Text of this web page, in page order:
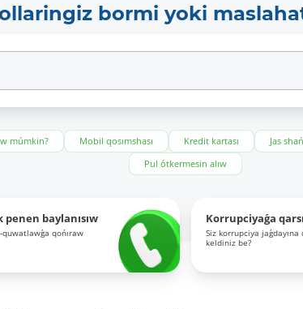
bormi yoki
múmkin? Mobil qosımshası Kredit kartası Jas
Pul ótkermesin alıw
penen baylanısıw
qońıraw
Korrupciyaǵa
Siz korrupciya jaǵdayına
keldiniz be?